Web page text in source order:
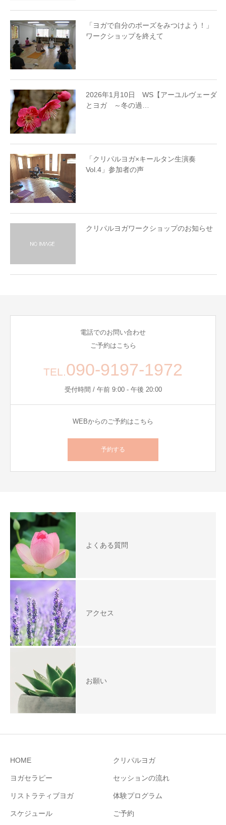
「ヨガで自分のポーズをみつけよう！」
ワークショップを終えて
2026年1月10日 WS【アーユルヴェーダ
とヨガ ～冬の過…
「クリパルヨガ×キールタン生演奏
Vol.4」参加者の声
クリパルヨガワークショップのお知らせ
電話でのお問い合わせ
ご予約はこちら
TEL.090-9197-1972
受付時間 / 午前 9:00 - 午後 20:00
WEBからのご予約はこちら
予約する
よくある質問
アクセス
お願い
HOME クリパルヨガ
ヨガセラピー セッションの流れ
リストラティブヨガ 体験プログラム
スケジュール ご予約